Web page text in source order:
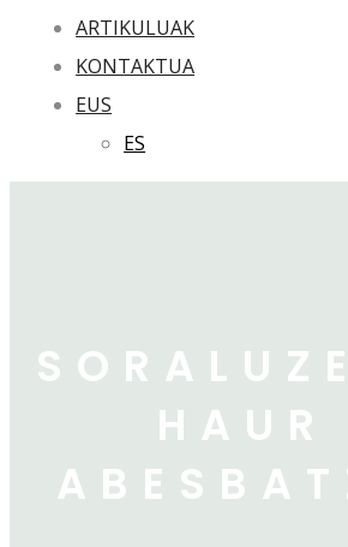
ARTIKULUAK
KONTAKTUA
EUS
ES
HAUR